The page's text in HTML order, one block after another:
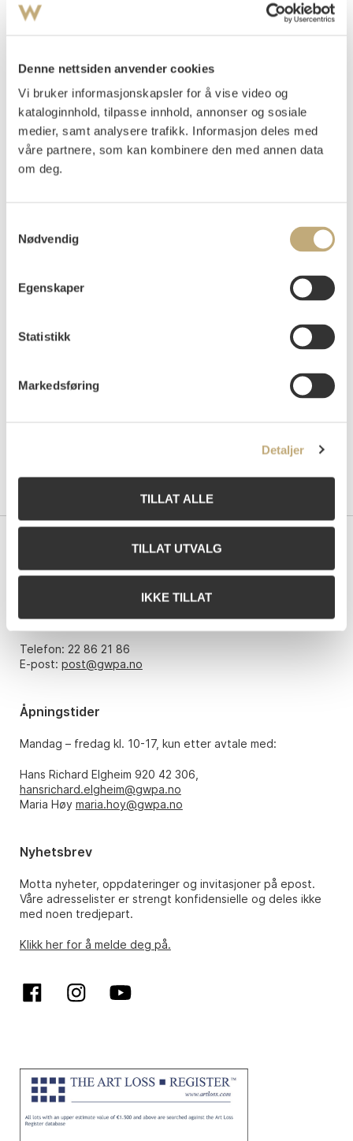
Denne nettsiden anvender cookies
Vi bruker informasjonskapsler for å vise video og
kataloginnhold, tilpasse innhold, annonser og sosiale
medier, samt analysere trafikk. Informasjon deles med
våre partnere, som kan kombinere den med annen data
om deg.
Nødvendig
Egenskaper
Statistikk
Markedsføring
Detaljer
TILLAT ALLE
TILLAT UTVALG
IKKE TILLAT
Litografi
Lysmål: 44x61, Motivet: 47,5x37
Påtegnet nede t.v.: XI-XX
Selges uinnrammet.
Vannskjold i øvre venstre hjørne.
Vurdering
NOK 3 000–5 000
ba4d1
2 000
b4a5d
2 400
0151 Oslo
Telefon: 22 86 21 86
E-post: post@gwpa.no
Åpningstider
Mandag – fredag kl. 10-17, kun etter avtale med:
Hans Richard Elgheim 920 42 306,
hansrichard.elgheim@gwpa.no
Maria Høy maria.hoy@gwpa.no
Nyhetsbrev
Motta nyheter, oppdateringer og invitasjoner på epost.
Våre adresselister er strengt konfidensielle og deles ikke
med noen tredjepart.
Klikk her for å melde deg på.